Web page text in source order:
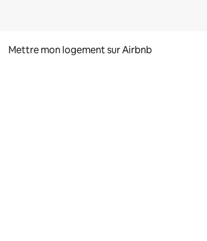
Mettre mon logement sur Airbnb